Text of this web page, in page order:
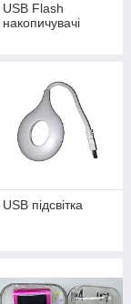
USB Flash
накопичувачі
USB підсвітка